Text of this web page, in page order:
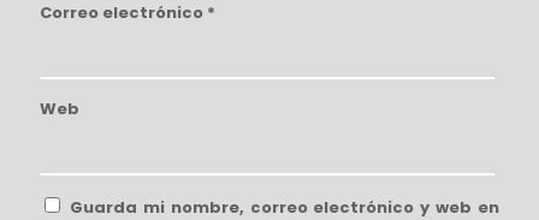
Correo electrónico *
Web
Guarda mi nombre, correo electrónico y web en